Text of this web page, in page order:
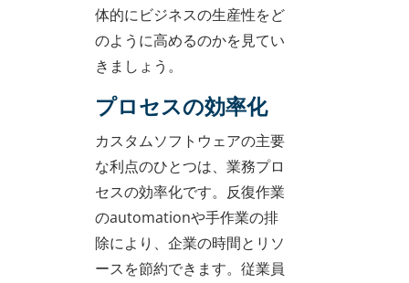
体的にビジネスの生産性をど
のように高めるのかを見てい
きましょう。
プロセスの効率化
カスタムソフトウェアの主要
な利点のひとつは、業務プロ
セスの効率化です。反復作業
のautomationや手作業の排
除により、企業の時間とリソ
ースを節約できます。従業員